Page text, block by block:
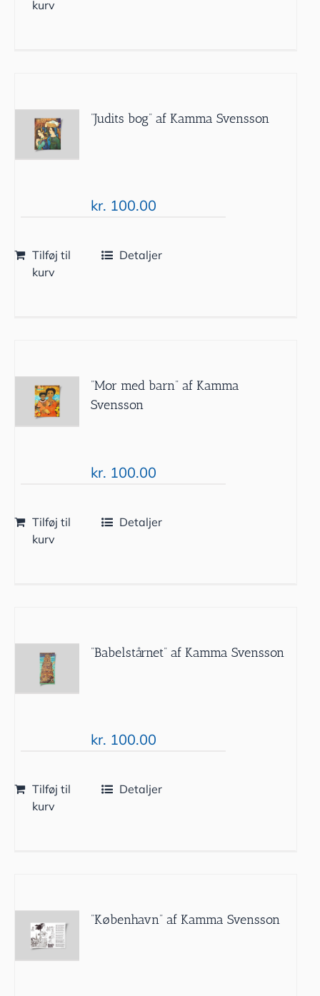
kurv
”Judits bog” af Kamma Svensson
kr. 100.00
Tilføj til
kurv
Detaljer
”Mor med barn” af Kamma
Svensson
kr. 100.00
Tilføj til
kurv
Detaljer
”Babelstårnet” af Kamma Svensson
kr. 100.00
Tilføj til
kurv
Detaljer
”København” af Kamma Svensson